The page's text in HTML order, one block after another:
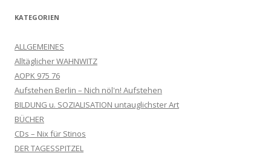
KATEGORIEN
ALLGEMEINES
Alltäglicher WAHNWITZ
AOPK 975 76
Aufstehen Berlin – Nich nöl'n! Aufstehen
BILDUNG u. SOZIALISATION untauglichster Art
BÜCHER
CDs – Nix für Stinos
DER TAGESSPITZEL